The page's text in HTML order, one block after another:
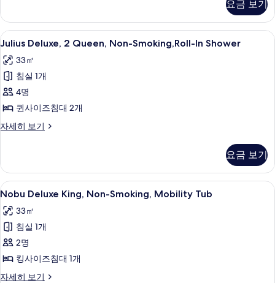
사
진
모
두
보
기
Non-
Smoking,
Roll-
Shower
자
세
히
보
요금 보기
Julius
Deluxe,
2
Queen,
Non-
Smoking,Roll-
In
Shower
진
모
두
보
기
필로우탑 침대, 객실 내 금고, 책상, 암
5
Julius Deluxe, 2 Queen, Non-Smoking,Roll-In Shower
33㎡
침실 1개
4명
퀸사이즈침대 2개
자세히 보기
Julius
Non-
Smoking,Roll-
In
자
세
히
보
기
요금 보기
Nobu
Deluxe
King,
Non-
Smoking,
Mobility
Tub
필로우탑 침대, 객실 내 금고, 책상, 암
4
Nobu Deluxe King, Non-Smoking, Mobility Tub
33㎡
침실 1개
2명
킹사이즈침대 1개
자세히 보기
Nobu